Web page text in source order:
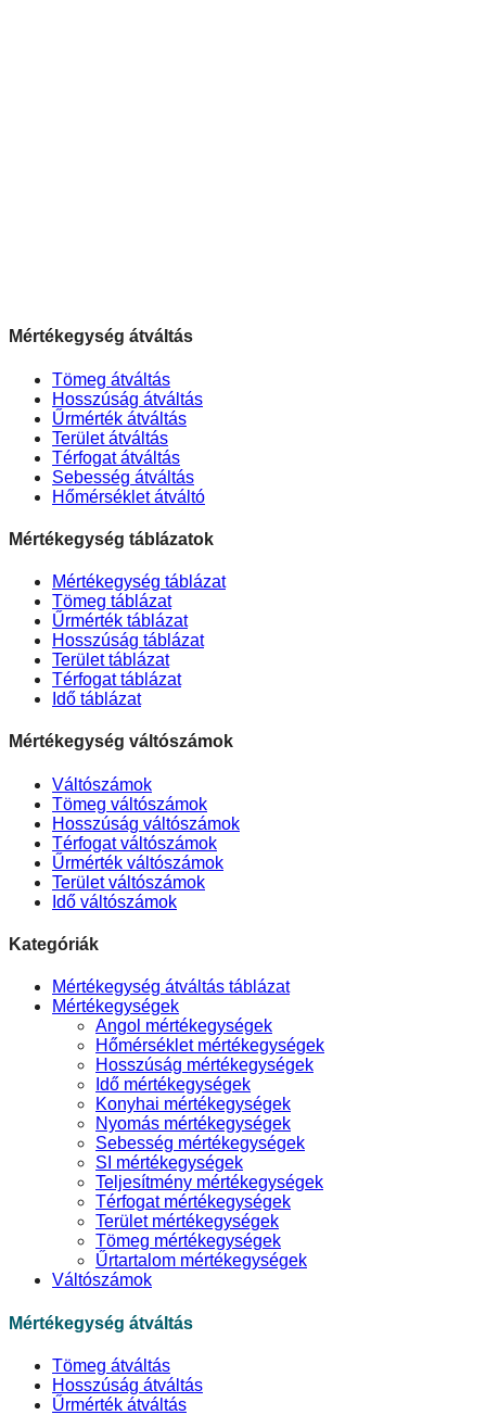
Mértékegység átváltás
Tömeg átváltás
Hosszúság átváltás
Űrmérték átváltás
Terület átváltás
Térfogat átváltás
Sebesség átváltás
Hőmérséklet átváltó
Mértékegység táblázatok
Mértékegység táblázat
Tömeg táblázat
Űrmérték táblázat
Hosszúság táblázat
Terület táblázat
Térfogat táblázat
Idő táblázat
Mértékegység váltószámok
Váltószámok
Tömeg váltószámok
Hosszúság váltószámok
Térfogat váltószámok
Űrmérték váltószámok
Terület váltószámok
Idő váltószámok
Kategóriák
Mértékegység átváltás táblázat
Mértékegységek
Angol mértékegységek
Hőmérséklet mértékegységek
Hosszúság mértékegységek
Idő mértékegységek
Konyhai mértékegységek
Nyomás mértékegységek
Sebesség mértékegységek
SI mértékegységek
Teljesítmény mértékegységek
Térfogat mértékegységek
Terület mértékegységek
Tömeg mértékegységek
Űrtartalom mértékegységek
Váltószámok
Mértékegység átváltás
Tömeg átváltás
Hosszúság átváltás
Űrmérték átváltás